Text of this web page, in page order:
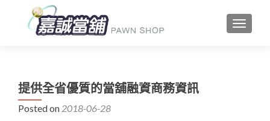
提供全省優質的當舖融資商務資訊
Posted on 2018-06-28